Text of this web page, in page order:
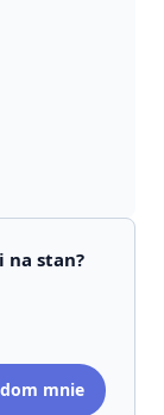
na stan?
mnie